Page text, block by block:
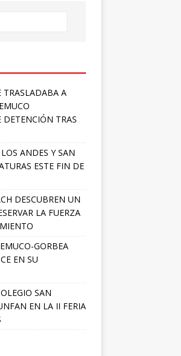
TRASLADABA A
DETENCIÓN TRAS
ANDES Y SAN
ESTE FIN DE
DESCUBREN UN
LA FUERZA
GORBEA
EN SU
SAN
EN LA II FERIA